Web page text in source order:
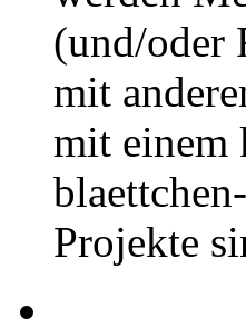
(und/oder
mit
mit einem
Projekte